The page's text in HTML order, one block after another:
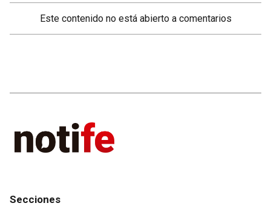
Este contenido no está abierto a comentarios
Secciones